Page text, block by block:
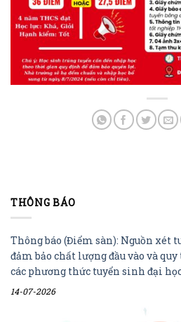
THÔNG BÁO
Thông báo (Điểm sàn): Nguồn xét
đảm bảo chất lượng đầu vào và
các phương thức tuyển sinh đại
14-07-2026